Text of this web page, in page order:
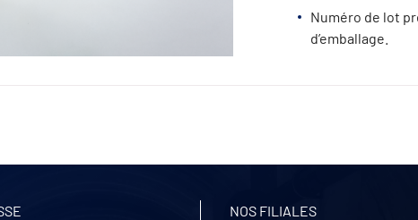
Numéro de lot
d’emballage.
NOS FILIALES